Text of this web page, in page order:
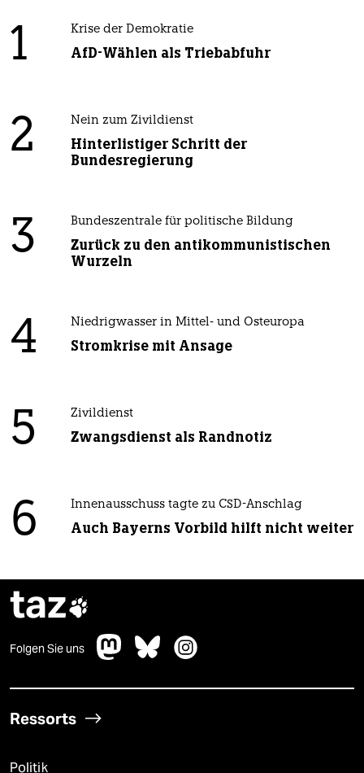
1 Krise der Demokratie
AfD-Wählen als Triebabfuhr
2 Nein zum Zivildienst
Hinterlistiger Schritt der
Bundesregierung
3 Bundeszentrale für politische Bildung
Zurück zu den antikommunistischen
Wurzeln
4 Niedrigwasser in Mittel- und Osteuropa
Stromkrise mit Ansage
5 Zivildienst
Zwangsdienst als Randnotiz
6 Innenausschuss tagte zu CSD-Anschlag
Auch Bayerns Vorbild hilft nicht weiter
taz
Folgen Sie uns
Ressorts
Politik